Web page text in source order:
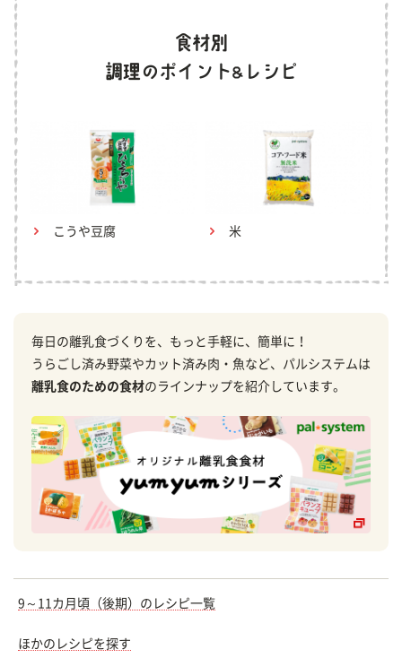
こうや豆腐 米
毎日の離乳食づくりを、もっと手軽に、簡単に！
うらごし済み野菜やカット済み肉・魚など、パルシステムは
離乳食のための食材のラインナップを紹介しています。
9～11カ月頃（後期）のレシピ一覧
ほかのレシピを探す